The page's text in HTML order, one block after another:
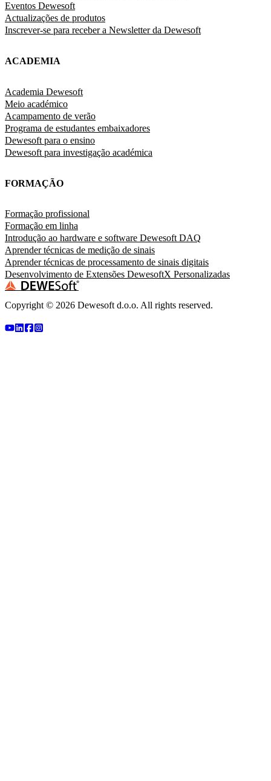
Eventos Dewesoft
Actualizações de produtos
Inscrever-se para receber a Newsletter da Dewesoft
ACADEMIA
Academia Dewesoft
Meio académico
Acampamento de verão
Programa de estudantes embaixadores
Dewesoft para o ensino
Dewesoft para investigação académica
FORMAÇÃO
Formação profissional
Formação em linha
Introdução ao hardware e software Dewesoft DAQ
Aprender técnicas de medição de sinais
Aprender técnicas de processamento de sinais digitais
Desenvolvimento de Extensões DewesoftX Personalizadas
Copyright © 2026 Dewesoft d.o.o. All rights reserved.